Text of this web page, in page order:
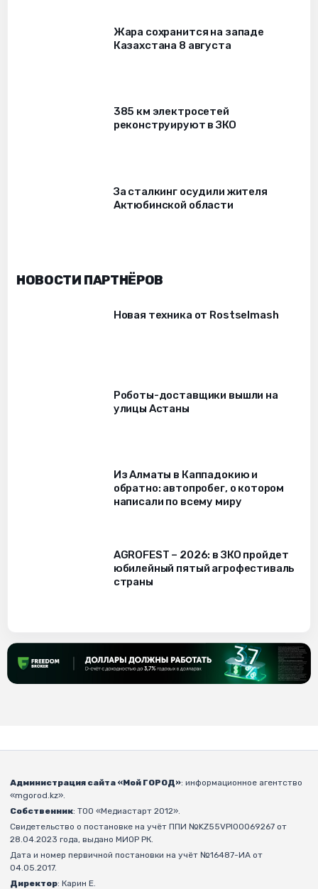
Жара сохранится на западе
Казахстана 8 августа
385 км электросетей
реконструируют в ЗКО
За сталкинг осудили жителя
Актюбинской области
НОВОСТИ ПАРТНЁРОВ
Новая техника от Rostselmash
Роботы-доставщики вышли на
улицы Астаны
Из Алматы в Каппадокию и
обратно: автопробег, о котором
написали по всему миру
AGROFEST – 2026: в ЗКО пройдет
юбилейный пятый агрофестиваль
страны
Администрация сайта «Мой ГОРОД»: информационное агентство
«mgorod.kz».
Собственник: ТОО «Медиастарт 2012».
Свидетельство о постановке на учёт ППИ №KZ55VPI00069267 от
28.04.2023 года, выдано МИОР РК.
Дата и номер первичной постановки на учёт №16487-ИА от
04.05.2017.
Директор: Карин Е.